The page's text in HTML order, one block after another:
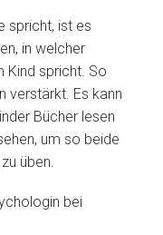
spricht, ist es
in welcher
Kind spricht. So
verstärkt. Es kann
Bücher lesen
um so beide
üben.
bei